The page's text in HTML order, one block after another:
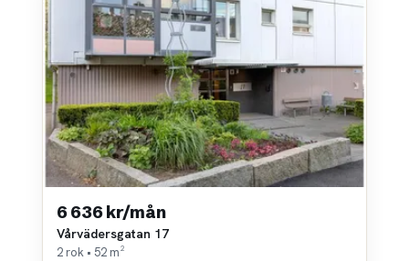
6 636 kr/mån
Vårvädersgatan 17
2 rok • 52 m²